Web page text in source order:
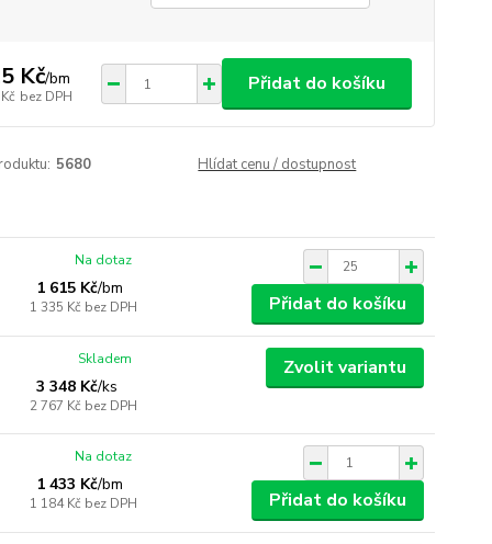
Kč/bm
bez DPH
Přidat do košíku
5680 Hlídat cenu / dostupnost
1 615 Kč/bm
1 335 Kč bez DPH
Na dotaz
Přidat do košíku
3 348 Kč/ks
2 767 Kč bez DPH
Skladem Zvolit variantu
1 433 Kč/bm
1 184 Kč bez DPH
Na dotaz
Přidat do košíku